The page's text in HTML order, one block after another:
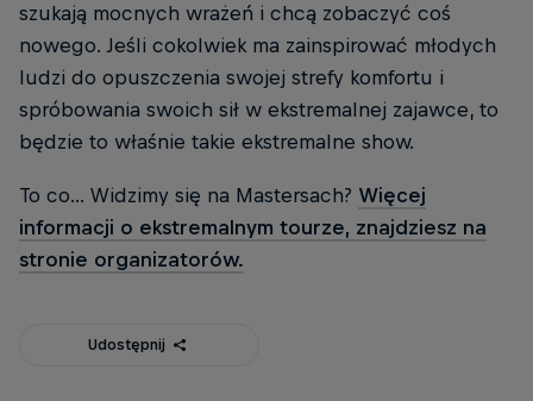
szukają mocnych wrażeń i chcą zobaczyć coś
nowego. Jeśli cokolwiek ma zainspirować młodych
ludzi do opuszczenia swojej strefy komfortu i
spróbowania swoich sił w ekstremalnej zajawce, to
będzie to właśnie takie ekstremalne show.
To co... Widzimy się na Mastersach? Więcej
informacji o ekstremalnym tourze, znajdziesz na
stronie organizatorów.
Udostępnij